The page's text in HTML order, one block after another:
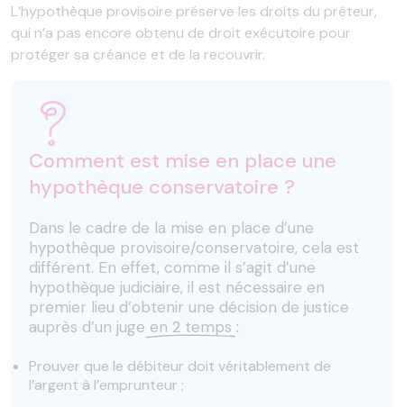
L’hypothèque provisoire préserve les droits du prêteur,
qui n’a pas encore obtenu de droit exécutoire pour
protéger sa créance et de la recouvrir.
Comment est mise en place une
hypothèque conservatoire ?
Dans le cadre de la mise en place d’une
hypothèque provisoire/conservatoire, cela est
différent. En effet, comme il s’agit d’une
hypothèque judiciaire, il est nécessaire en
premier lieu d’obtenir une décision de justice
auprès d’un juge en 2 temps :
Prouver que le débiteur doit véritablement de
l’argent à l’emprunteur ;